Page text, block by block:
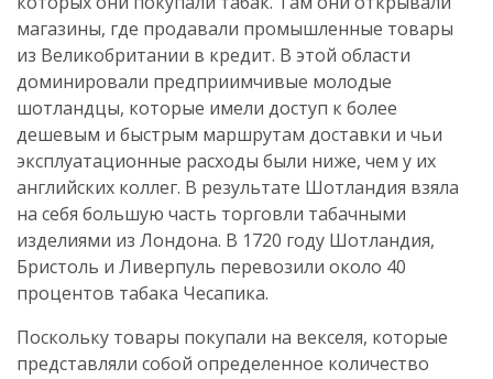
магазины, где продавали промышленные товары
из Великобритании в кредит. В этой области
доминировали предприимчивые молодые
шотландцы, которые имели доступ к более
дешевым и быстрым маршрутам доставки и чьи
эксплуатационные расходы были ниже, чем у их
английских коллег. В результате Шотландия взяла
на себя большую часть торговли табачными
изделиями из Лондона. В 1720 году Шотландия,
Бристоль и Ливерпуль перевозили около 40
процентов табака Чесапика.
Поскольку товары покупали на векселя, которые
представляли собой определенное количество